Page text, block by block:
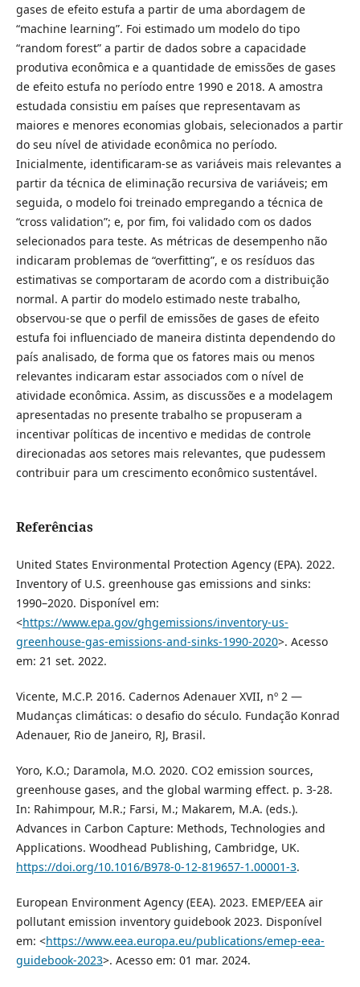
gases de efeito estufa a partir de uma abordagem de
“machine learning”. Foi estimado um modelo do tipo
“random forest” a partir de dados sobre a capacidade
produtiva econômica e a quantidade de emissões de gases
de efeito estufa no período entre 1990 e 2018. A amostra
estudada consistiu em países que representavam as
maiores e menores economias globais, selecionados a partir
do seu nível de atividade econômica no período.
Inicialmente, identificaram-se as variáveis mais relevantes a
partir da técnica de eliminação recursiva de variáveis; em
seguida, o modelo foi treinado empregando a técnica de
“cross validation”; e, por fim, foi validado com os dados
selecionados para teste. As métricas de desempenho não
indicaram problemas de “overfitting”, e os resíduos das
estimativas se comportaram de acordo com a distribuição
normal. A partir do modelo estimado neste trabalho,
observou-se que o perfil de emissões de gases de efeito
estufa foi influenciado de maneira distinta dependendo do
país analisado, de forma que os fatores mais ou menos
relevantes indicaram estar associados com o nível de
atividade econômica. Assim, as discussões e a modelagem
apresentadas no presente trabalho se propuseram a
incentivar políticas de incentivo e medidas de controle
direcionadas aos setores mais relevantes, que pudessem
contribuir para um crescimento econômico sustentável.
Referências
United States Environmental Protection Agency (EPA). 2022.
Inventory of U.S. greenhouse gas emissions and sinks:
1990–2020. Disponível em:
<https://www.epa.gov/ghgemissions/inventory-us-
greenhouse-gas-emissions-and-sinks-1990-2020>. Acesso
em: 21 set. 2022.
Vicente, M.C.P. 2016. Cadernos Adenauer XVII, nº 2 —
Mudanças climáticas: o desafio do século. Fundação Konrad
Adenauer, Rio de Janeiro, RJ, Brasil.
Yoro, K.O.; Daramola, M.O. 2020. CO2 emission sources,
greenhouse gases, and the global warming effect. p. 3-28.
In: Rahimpour, M.R.; Farsi, M.; Makarem, M.A. (eds.).
Advances in Carbon Capture: Methods, Technologies and
Applications. Woodhead Publishing, Cambridge, UK.
https://doi.org/10.1016/B978-0-12-819657-1.00001-3.
European Environment Agency (EEA). 2023. EMEP/EEA air
pollutant emission inventory guidebook 2023. Disponível
em: <https://www.eea.europa.eu/publications/emep-eea-
guidebook-2023>. Acesso em: 01 mar. 2024.